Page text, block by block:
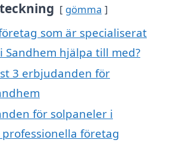
gömma
som är specialiserat
Sandhem hjälpa till med?
3 erbjudanden för
för solpaneler i
företag